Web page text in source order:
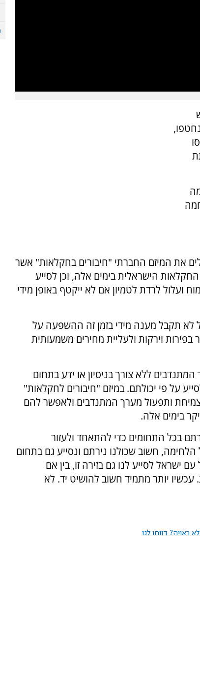
את המיזם החברתי "חיבורים בחקלאות" אשר
הישראלית בימים אלה, וכן לסייע
ועלול לרדת לטמיון אם לא ייקטף באופן מידי
לא תקבל מענה מידי בזמן זה ההשפעה על
וירקות ולעליית מחירים משמעותית
ללא צורך בניסיון או ידע בתחום
על פי יכולתם. במיזם "חיבורים לחקלאות"
ותפעול מערך המתנדבים ולאפשר להם
בימים אלה.
בכל התחומים כדי להתאחד ולעזור
חשוב שכולנו נירתם ונסייע גם בתחום
ישראל לסייע לנו גם בזירה זו, בין אם
יותר מתמיד חשוב להושיט יד. לא
ראויה? דווחו לנו